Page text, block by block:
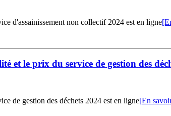
d'assainissement non collectif 2024 est en ligne
et le prix du service de gestion des
de gestion des déchets 2024 est en ligne[En